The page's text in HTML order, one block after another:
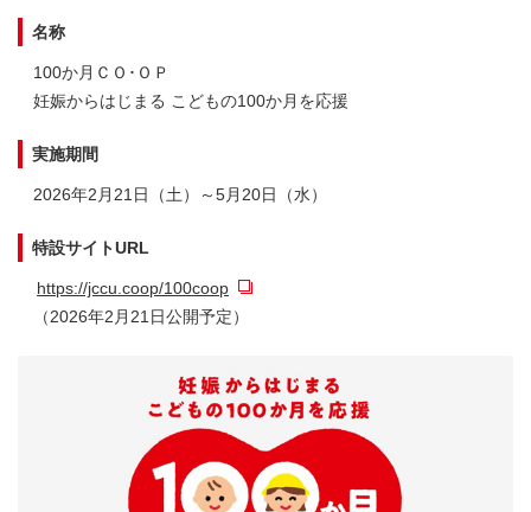
名称
100か月ＣＯ･ＯＰ
妊娠からはじまる こどもの100か月を応援
実施期間
2026年2月21日（土）～5月20日（水）
特設サイトURL
https://jccu.coop/100coop
（2026年2月21日公開予定）